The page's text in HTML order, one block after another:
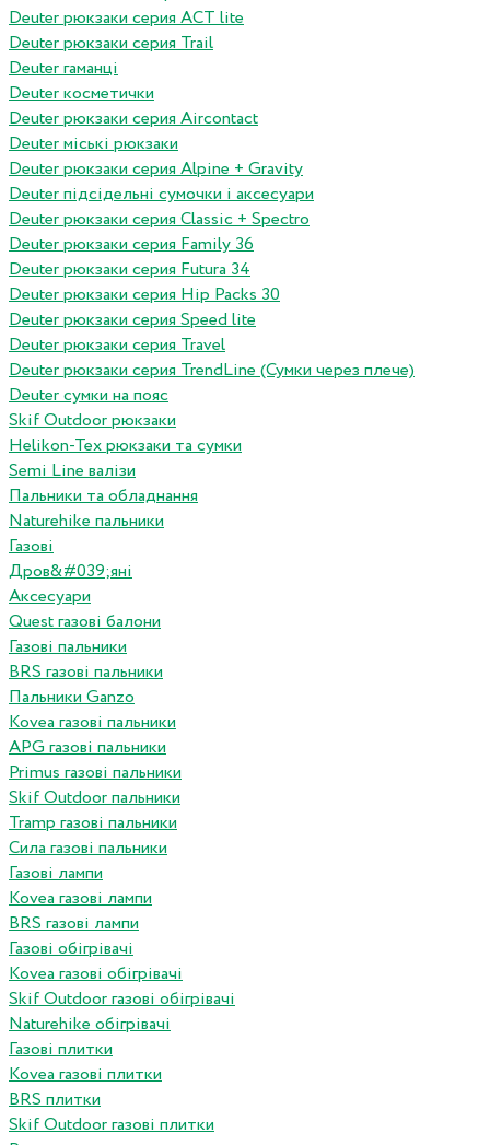
Deuter рюкзаки серия ACT lite
Deuter рюкзаки серия Trail
Deuter гаманці
Deuter косметички
Deuter рюкзаки серия Aircontact
Deuter міські рюкзаки
Deuter рюкзаки серия Alpine + Gravity
Deuter підсідельні сумочки і аксесуари
Deuter рюкзаки серия Classic + Spectro
Deuter рюкзаки серия Family 36
Deuter рюкзаки серия Futura 34
Deuter рюкзаки серия Hip Packs 30
Deuter рюкзаки серия Speed lite
Deuter рюкзаки серия Travel
Deuter рюкзаки серия TrendLine (Сумки через плече)
Deuter сумки на пояс
Skif Outdoor рюкзаки
Helikon-Tex рюкзаки та сумки
Semi Line валізи
Пальники та обладнання
Naturehike пальники
Газові
Дров&#039;яні
Аксесуари
Quest газові балони
Газові пальники
BRS газові пальники
Пальники Ganzo
Kovea газові пальники
APG газові пальники
Primus газові пальники
Skif Outdoor пальники
Tramp газові пальники
Сила газові пальники
Газові лампи
Kovea газові лампи
BRS газові лампи
Газові обігрівачі
Kovea газові обігрівачі
Skif Outdoor газові обігрівачі
Naturehike обігрівачі
Газові плитки
Kovea газові плитки
BRS плитки
Skif Outdoor газові плитки